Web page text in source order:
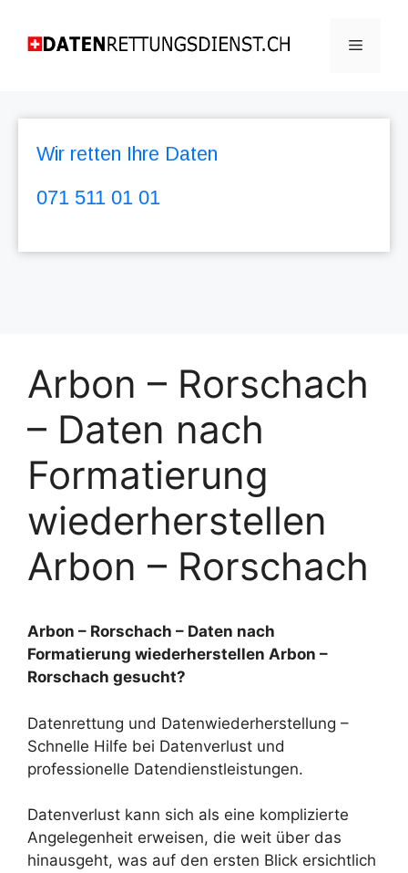
Wir retten Ihre Daten
071 511 01 01
Arbon – Rorschach
– Daten nach
Formatierung
wiederherstellen
Arbon – Rorschach
Arbon – Rorschach – Daten nach
Formatierung wiederherstellen Arbon –
Rorschach gesucht?
Datenrettung und Datenwiederherstellung –
Schnelle Hilfe bei Datenverlust und
professionelle Datendienstleistungen.
Datenverlust kann sich als eine komplizierte
Angelegenheit erweisen, die weit über das
hinausgeht, was auf den ersten Blick ersichtlich